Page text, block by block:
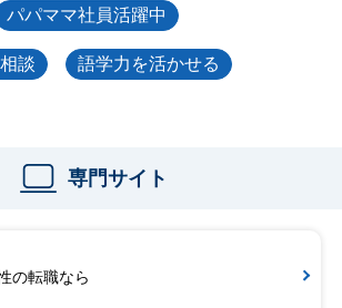
パパママ社員活躍中
談 語学力を活かせる
専門サイト
の転職なら